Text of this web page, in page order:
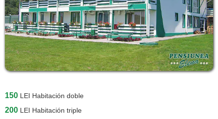
150 LEI Habitación doble
200 LEI Habitación triple